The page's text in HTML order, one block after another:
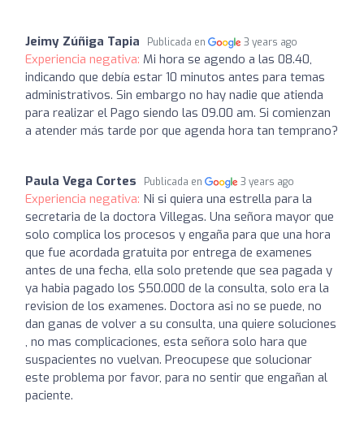
Jeimy Zúñiga Tapia Publicada en 3 years ago
Experiencia negativa: Mi hora se agendo a las 08.40,
indicando que debía estar 10 minutos antes para temas
administrativos. Sin embargo no hay nadie que atienda
para realizar el Pago siendo las 09.00 am. Si comienzan
a atender más tarde por que agenda hora tan temprano?
Paula Vega Cortes Publicada en 3 years ago
Experiencia negativa: Ni si quiera una estrella para la
secretaria de la doctora Villegas. Una señora mayor que
solo complica los procesos y engaña para que una hora
que fue acordada gratuita por entrega de examenes
antes de una fecha, ella solo pretende que sea pagada y
ya habia pagado los $50.000 de la consulta, solo era la
revision de los examenes. Doctora asi no se puede, no
dan ganas de volver a su consulta, una quiere soluciones
, no mas complicaciones, esta señora solo hara que
suspacientes no vuelvan. Preocupese que solucionar
este problema por favor, para no sentir que engañan al
paciente.